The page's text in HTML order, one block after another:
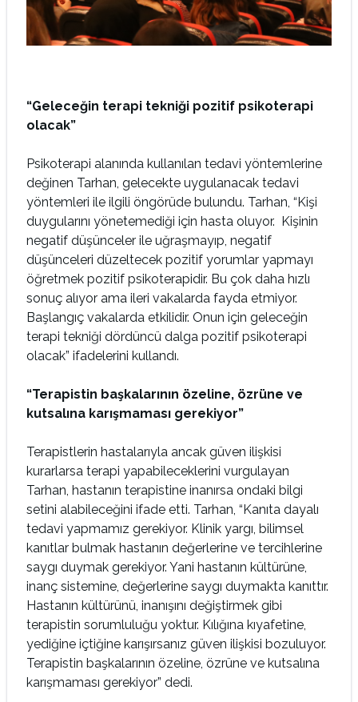
“Geleceğin terapi tekniği pozitif psikoterapi
olacak”
Psikoterapi alanında kullanılan tedavi yöntemlerine
değinen Tarhan, gelecekte uygulanacak tedavi
yöntemleri ile ilgili öngörüde bulundu. Tarhan, “Kişi
duygularını yönetemediği için hasta oluyor. Kişinin
negatif düşünceler ile uğraşmayıp, negatif
düşünceleri düzeltecek pozitif yorumlar yapmayı
öğretmek pozitif psikoterapidir. Bu çok daha hızlı
sonuç alıyor ama ileri vakalarda fayda etmiyor.
Başlangıç vakalarda etkilidir. Onun için geleceğin
terapi tekniği dördüncü dalga pozitif psikoterapi
olacak” ifadelerini kullandı.
“Terapistin başkalarının özeline, özrüne ve
kutsalına karışmaması gerekiyor”
Terapistlerin hastalarıyla ancak güven ilişkisi
kurarlarsa terapi yapabileceklerini vurgulayan
Tarhan, hastanın terapistine inanırsa ondaki bilgi
setini alabileceğini ifade etti. Tarhan, “Kanıta dayalı
tedavi yapmamız gerekiyor. Klinik yargı, bilimsel
kanıtlar bulmak hastanın değerlerine ve tercihlerine
saygı duymak gerekiyor. Yani hastanın kültürüne,
inanç sistemine, değerlerine saygı duymakta kanıttır.
Hastanın kültürünü, inanışını değiştirmek gibi
terapistin sorumluluğu yoktur. Kılığına kıyafetine,
yediğine içtiğine karışırsanız güven ilişkisi bozuluyor.
Terapistin başkalarının özeline, özrüne ve kutsalına
karışmaması gerekiyor” dedi.